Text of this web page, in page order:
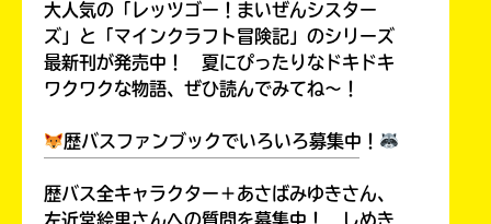
大人気の「レッツゴー！まいぜんシスター
ズ」と「マインクラフト冒険記」のシリーズ
最新刊が発売中！ 夏にぴったりなドキドキ
ワクワクな物語、ぜひ読んでみてね～！
歴バスファンブックでいろいろ募集中！
歴バス全キャラクター＋あさばみゆきさん、
左近堂絵里さんへの質問を募集中！ しめき